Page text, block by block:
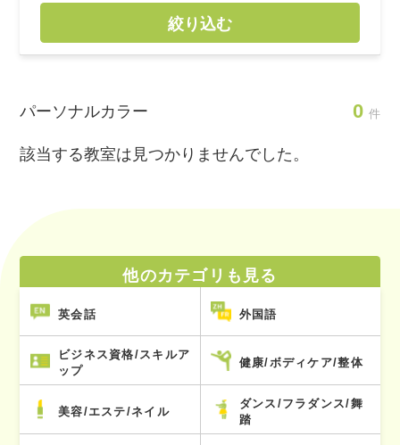
絞り込む
パーソナルカラー 0 件
該当する教室は見つかりませんでした。
他のカテゴリも見る
英会話 外国語
ビジネス資格/スキルア
ップ
健康/ボディケア/整体
美容/エステ/ネイル
ダンス/フラダンス/舞
踏